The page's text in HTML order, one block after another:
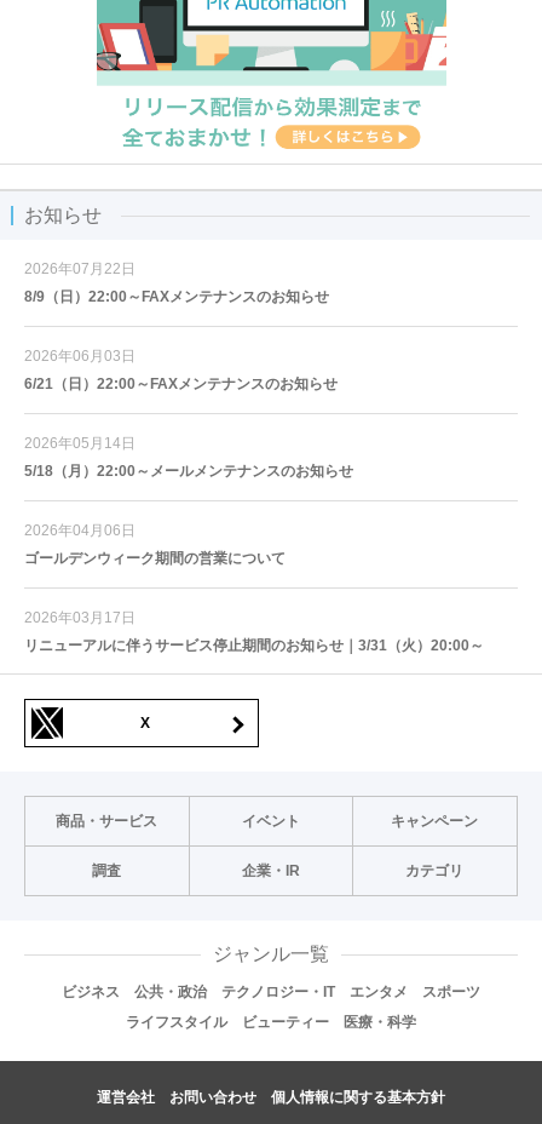
お知らせ
2026年07月22日
8/9（日）22:00～FAXメンテナンスのお知らせ
2026年06月03日
6/21（日）22:00～FAXメンテナンスのお知らせ
2026年05月14日
5/18（月）22:00～メールメンテナンスのお知らせ
2026年04月06日
ゴールデンウィーク期間の営業について
2026年03月17日
リニューアルに伴うサービス停止期間のお知らせ｜3/31（火）20:00～
X
商品・サービス イベント キャンペーン
調査 企業・IR カテゴリ
ジャンル一覧
ビジネス 公共・政治 テクノロジー・IT エンタメ
スポーツ
ライフスタイル
ビューティー 医療・科学
運営会社 お問い合わせ 個人情報に関する基本方針